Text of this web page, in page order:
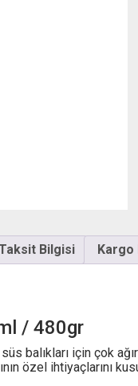
Bilgisi Kargo
/ 480gr
balıkları için çok
özel ihtiyaçlarını